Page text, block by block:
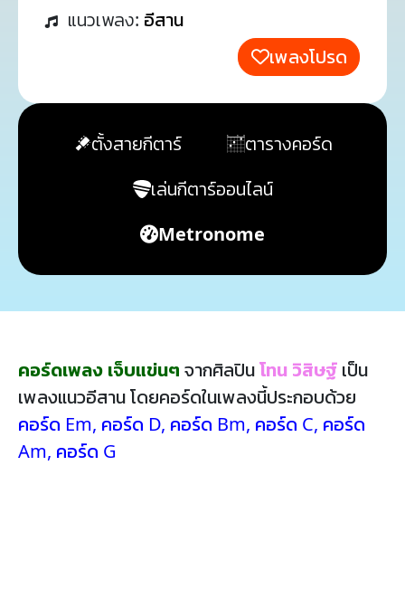
แนวเพลง: อีสาน
เพลงโปรด
ตั้งสายกีตาร์
ตารางคอร์ด
เล่นกีตาร์ออนไลน์
Metronome
คอร์ดเพลง เจ็บแข่นๆ จากศิลปินโทน วิสิษฐ์ เป็น
เพลงแนวอีสาน โดยคอร์ดในเพลงนี้ประกอบด้วย
คอร์ด Em, คอร์ด D, คอร์ด Bm, คอร์ด C, คอร์ด
Am, คอร์ด G